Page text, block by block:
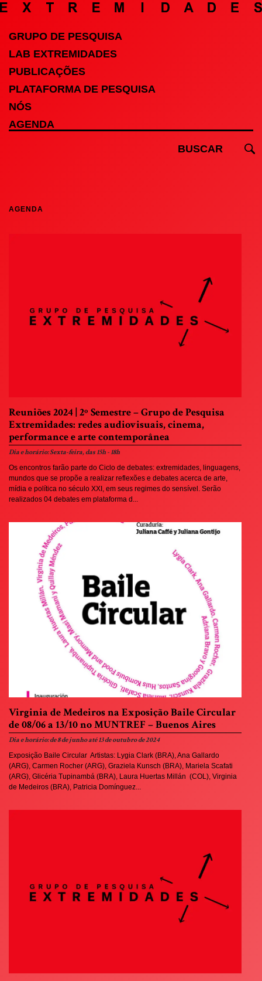
GRUPO DE PESQUISA
LAB EXTREMIDADES
PUBLICAÇÕES
PLATAFORMA DE PESQUISA
NÓS
AGENDA
AGENDA
Reuniões 2024 | 2º Semestre – Grupo de Pesquisa
Extremidades: redes audiovisuais, cinema,
performance e arte contemporânea
Dia e horário: Sexta-feira, das 15h - 18h
Os encontros farão parte do Ciclo de debates: extremidades, linguagens,
mundos que se propõe a realizar reflexões e debates acerca de arte,
mídia e política no século XXI, em seus regimes do sensível. Serão
realizados 04 debates em plataforma d...
Virginia de Medeiros na Exposição Baile Circular
de 08/06 a 13/10 no MUNTREF – Buenos Aires
Dia e horário: de 8 de junho até 13 de outubro de 2024
Exposição Baile Circular Artistas: Lygia Clark (BRA), Ana Gallardo
(ARG), Carmen Rocher (ARG), Graziela Kunsch (BRA), Mariela Scafati
(ARG), Glicéria Tupinambá (BRA), Laura Huertas Millán (COL), Virginia
de Medeiros (BRA), Patricia Domínguez...